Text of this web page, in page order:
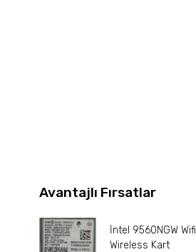
Avantajlı Fırsatlar
İntel 9560NGW Wifi
Wireless Kart